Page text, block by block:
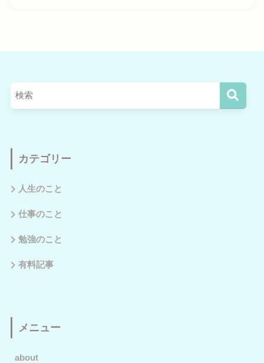
カテゴリー
人生のこと
仕事のこと
勉強のこと
有料記事
メニュー
about